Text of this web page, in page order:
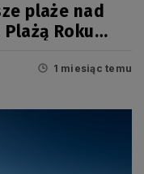
plaże nad
Roku
1 miesiąc temu